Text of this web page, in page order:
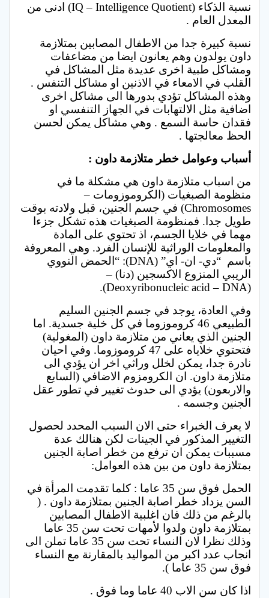
نسبة الذكاء (IQ – Intelligence Quotient) ادنى من
المعدل العام .
نسبة كبيرة جدا من الاطفال المصابين بمتلازمة
داون يولدون وهم يعانون ايضا من مضاعفات
ومشاكل طبية اخرى عديدة مثل المشاكل في
القلب في الامعاء في الاذنين او مشاكل التنفس .
وهذه المشاكل تؤدي بدورها الى مشاكل اخرى
اضافية مثل الالتهابات في الجهاز التنفسي او
فقدان حاسة السمع . وهي مشاكل يمكن لحسن
الحظ معالجتها .
أسباب وعوامل خطر متلازمة داون :
من اسباب متلازمة داون هي مشكلة ما في
منظومة الصبغيات (الكروموزومات –
Chromosomes) في جسم الجنين، قبل ولادته بوقت
طويل جدا. فمنظومة الصبغيات هذه تشكل جزءا
مهما في خلايا الجسم، اذ تحتوي على المادة
والمعلومات الوراثية للإنسان الفرد. وهي المعروفة
باسم “دي- ان- اي” (DNA): “الحمض النووي
الريبي المنزوع الاكسجين (دنا) –
(Deoxyribonucleic acid – DNA).
وفي العادة، يوجد في جسم الجنين السليم
الطبيعي 46 كروموزوما في كل خلية جسدية. اما
الجنين الذي يعاني من متلازمة داون (المغولية)
فتحتوي خلاياه على 47 كروموزوما. وفي احيان
نادرة جدا، يمكن لخلل وراثي اخر ان يؤدي الى
متلازمة داون. ان الكرومزوم الاضافي (السابع
والاربعون) يؤدي الى حدوث تغيير في تطور عقل
الجنين وجسمه .
لا يعرف الخبراء حتى الان السبب المحدد لحصول
التغيير المذكور في الجينات لكن هنالك عدة
مسببات يمكن ان ترفع من خطر اصابة الجنين
بمتلازمة داون من بين هذه العوامل:
الحمل فوق سن 35 عاما : كلما تقدمت المرأة في
السن يزداد خطر اصابة الجنين بمتلازمة داون . (
بالرغم من ذلك فان اغلبية الاطفال المصابين
بمتلازمة داون ولدوا لأمهات تحت سن 35 عاما
وذلك نظرا لان النساء تحت سن 35 عاما تملن الى
انجاب عدد اكبر من المواليد بالمقارنة مع النساء
فوق سن 35 عاما ).
اذا كان سن الاب 40 عاما وما فوق .